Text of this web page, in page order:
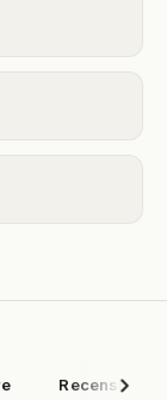
Recensioni